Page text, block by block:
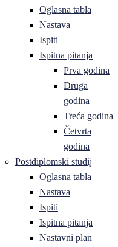
Oglasna tabla
Nastava
Ispiti
Ispitna pitanja
Prva godina
Druga
godina
Treća godina
Četvrta
godina
Postdiplomski studij
Oglasna tabla
Nastava
Ispiti
Ispitna pitanja
Nastavni plan